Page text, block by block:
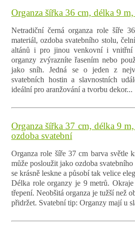
Organza šířka 36 cm, délka 9 m,
Netradiční černá organza role šíře
materiál, ozdoba svatebního stolu,
altánů i pro jinou venkovní i vnitřní
organzy zvýrazníte řasením nebo
jako sníh. Jedná se o jeden z
svatebních hostin a slavnostních
ideální pro aranžování a tvorbu dekor...
Organza šířka 37 cm, délka 9
ozdoba svatební
Organza role šíře 37 cm barva světle
může posloužit jako ozdoba
se krásně leskne a působí tak velice
Délka role organzy je 9 metrů.
třepení. Neobšitá organza je tužší než
přidržet. Svatební tip: Organzy mají u